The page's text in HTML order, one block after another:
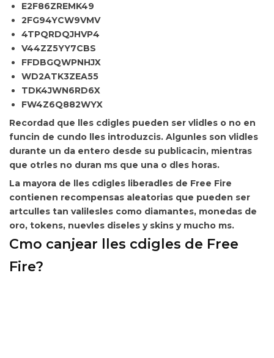
E2F86ZREMK49
2FG94YCW9VMV
4TPQRDQJHVP4
V44ZZ5YY7CBS
FFDBGQWPNHJX
WD2ATK3ZEA55
TDK4JWN6RD6X
FW4Z6Q882WYX
Recordad que lles cdigles pueden ser vlidles o no en
funcin de cundo lles introduzcis. Algunles son vlidles
durante un da entero desde su publicacin, mientras
que otrles no duran ms que una o dles horas.
La mayora de lles cdigles liberadles de Free Fire
contienen recompensas aleatorias que pueden ser
artculles tan valilesles como diamantes, monedas de
oro, tokens, nuevles diseles y skins y mucho ms.
Cmo canjear lles cdigles de Free
Fire?